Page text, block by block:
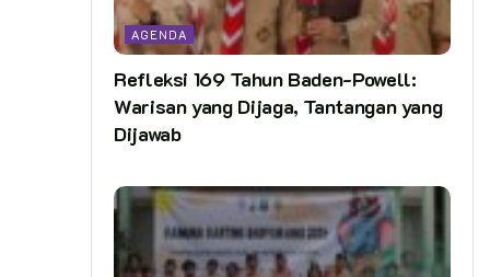
AGENDA
Refleksi 169 Tahun Baden-Powell:
Warisan yang Dijaga, Tantangan yang
Dijawab